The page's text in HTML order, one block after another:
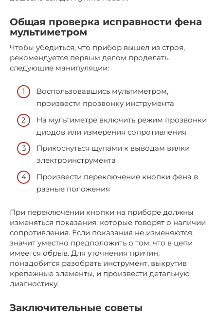
Общая проверка исправности фена
мультиметром
Чтобы убедиться, что прибор вышел из строя,
рекомендуется первым делом проделать
следующие манипуляции:
Воспользовавшись мультиметром,
произвести прозвонку инструмента
На мультиметре включить режим прозвонки
диодов или измерения сопротивления
Прикоснуться щупами к выводам вилки
электроинструмента
Произвести переключение кнопки фена в
разные положения
При переключении кнопки на приборе должны
изменяться показания, которые говорят о наличии
сопротивления. Если показания не изменяются,
значит уместно предположить о том, что в цепи
имеется обрыв. Для уточнения причин,
понадобится разобрать инструмент, выкрутив
крепежные элементы, и произвести детальную
диагностику.
Заключительные советы